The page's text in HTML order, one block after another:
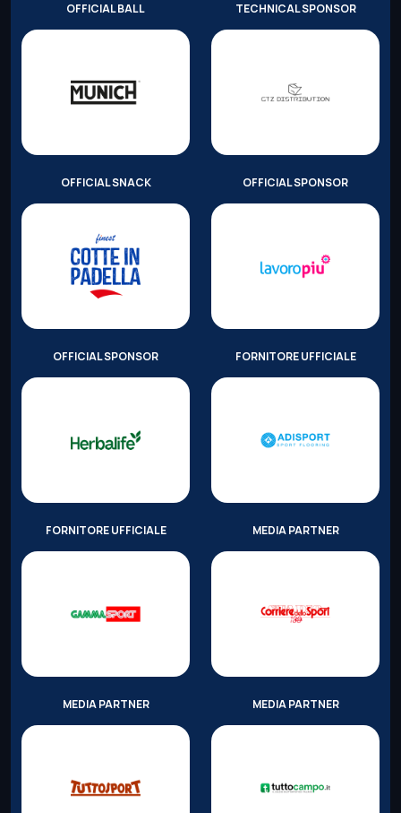
OFFICIAL BALL TECHNICAL SPONSOR
OFFICIAL SNACK OFFICIAL SPONSOR
OFFICIAL SPONSOR FORNITORE UFFICIALE
FORNITORE UFFICIALE MEDIA PARTNER
MEDIA PARTNER MEDIA PARTNER